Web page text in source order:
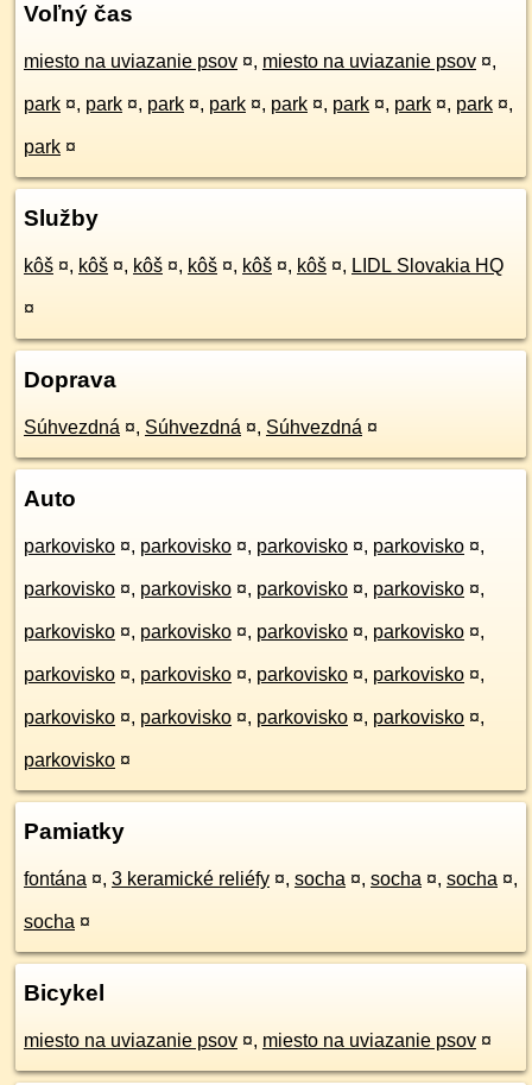
Voľný čas
miesto na uviazanie psov ¤, miesto na uviazanie psov ¤,
park ¤, park ¤, park ¤, park ¤, park ¤, park ¤, park ¤, park ¤,
park ¤
Služby
kôš ¤, kôš ¤, kôš ¤, kôš ¤, kôš ¤, kôš ¤, LIDL Slovakia HQ
¤
Doprava
Súhvezdná ¤, Súhvezdná ¤, Súhvezdná ¤
Auto
parkovisko ¤, parkovisko ¤, parkovisko ¤, parkovisko ¤,
parkovisko ¤, parkovisko ¤, parkovisko ¤, parkovisko ¤,
parkovisko ¤, parkovisko ¤, parkovisko ¤, parkovisko ¤,
parkovisko ¤, parkovisko ¤, parkovisko ¤, parkovisko ¤,
parkovisko ¤, parkovisko ¤, parkovisko ¤, parkovisko ¤,
parkovisko ¤
Pamiatky
fontána ¤, 3 keramické reliéfy ¤, socha ¤, socha ¤, socha ¤,
socha ¤
Bicykel
miesto na uviazanie psov ¤, miesto na uviazanie psov ¤